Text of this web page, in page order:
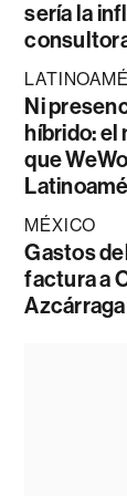
sería la
Ni
híbrido: el
que
MÉXICO
Gastos
factura a
Azcárraga